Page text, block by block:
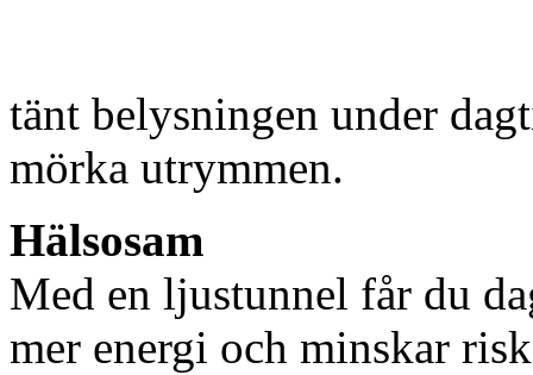
tänt belysningen under
mörka utrymmen.
Hälsosam
Med en ljustunnel får du
mer energi och minskar